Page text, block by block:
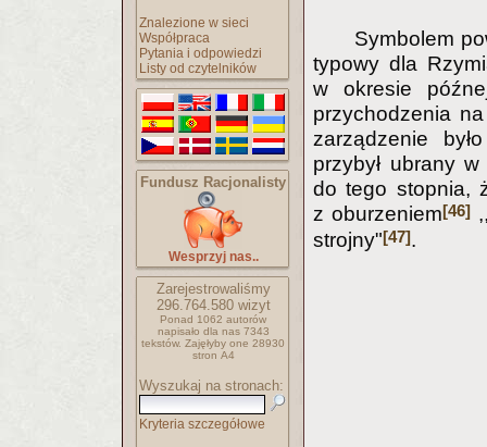
Znalezione w sieci
Współpraca
Pytania i odpowiedzi
Listy od czytelników
Fundusz Racjonalisty
Wesprzyj nas..
Zarejestrowaliśmy
296.764.580wizyt
Ponad 1062 autorów
napisało dla nas 7343
tekstów. Zajęłyby one 28930
stron A4
Wyszukaj na stronach:
Kryteria szczegółowe
Symbolem
typowy dla
w okresie
przychodzenia
zarządzenie
przybył ubrany
do tego stopnia,
z oburzeniem[46]
strojny"[47].